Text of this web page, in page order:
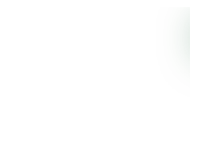
ритейлер, который